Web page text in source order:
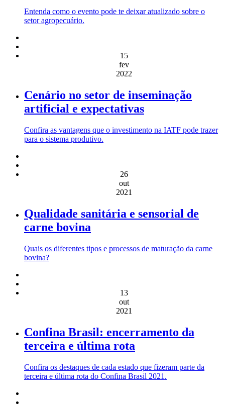
Entenda como o evento pode te deixar atualizado sobre o
setor agropecuário.
15
fev
2022
Cenário no setor de inseminação
artificial e expectativas
Confira as vantagens que o investimento na IATF pode trazer
para o sistema produtivo.
26
out
2021
Qualidade sanitária e sensorial de
carne bovina
Quais os diferentes tipos e processos de maturação da carne
bovina?
13
out
2021
Confina Brasil: encerramento da
terceira e última rota
Confira os destaques de cada estado que fizeram parte da
terceira e última rota do Confina Brasil 2021.